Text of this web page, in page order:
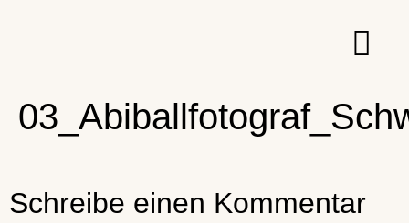
Schreibe einen Kommentar